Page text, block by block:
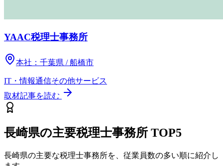
YAAC税理士事務所
本社： 千葉県 / 船橋市
IT・情報通信その他サービス
取材記事を読む
長崎県の主要税理士事務所 TOP5
長崎県の主要な税理士事務所を、従業員数の多い順に紹介し